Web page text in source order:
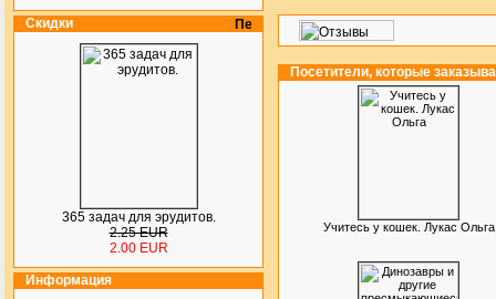
Скидки
365 задач для эрудитов.
2.25 EUR
2.00 EUR
Информация
Посетители, которые
Учитесь у кошек. Лукас Ольга